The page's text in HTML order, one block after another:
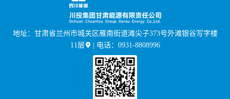
地址：甘肃省兰州市城关区雁南街道滩尖子373号外滩银谷写字楼
11层 | 电话：0931-8808996